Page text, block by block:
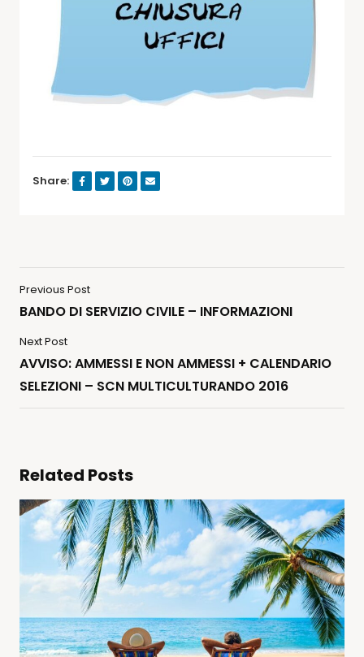
Share:
Previous Post
BANDO DI SERVIZIO CIVILE – INFORMAZIONI
Next Post
AVVISO: AMMESSI E NON AMMESSI + CALENDARIO
SELEZIONI – SCN MULTICULTURANDO 2016
Related Posts